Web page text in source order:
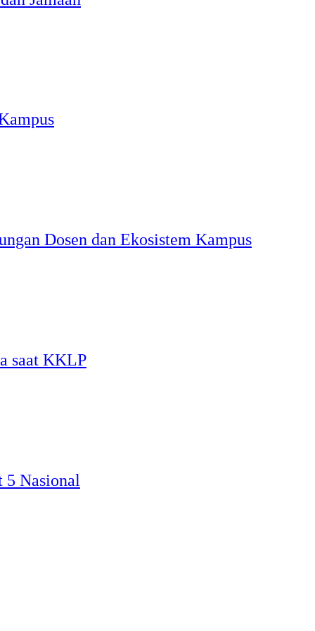
Dosen dan Ekosistem Kampus
saat KKLP
5 Nasional